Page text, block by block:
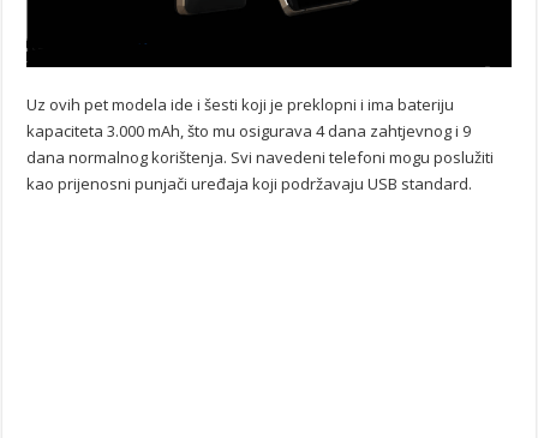
Uz ovih pet modela ide i šesti koji je preklopni i ima bateriju
kapaciteta 3.000 mAh, što mu osigurava 4 dana zahtjevnog i 9
dana normalnog korištenja. Svi navedeni telefoni mogu poslužiti
kao prijenosni punjači uređaja koji podržavaju USB standard.